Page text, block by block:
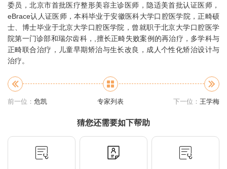
委员，北京市首批医疗整形美容主诊医师，隐适美首批认证医师，
eBrace认人证医师，本科毕业于安徽医科大学口腔医学院，正畸硕
士、博士毕业于北京大学口腔医学院，曾就职于北京大学口腔医学
院第一门诊部和瑞尔齿科，,擅长正畸失败案例的再治疗，多学科与
正畸联合治疗，儿童早期矫治与生长改良，成人个性化矫治设计与
治疗。
前一位： 危凯 专家列表 下一位： 王学梅
猜您还需要如下帮助